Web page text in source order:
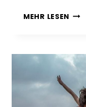
MEHR LESEN